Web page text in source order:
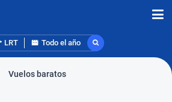
LRT Todo el año
Vuelos baratos